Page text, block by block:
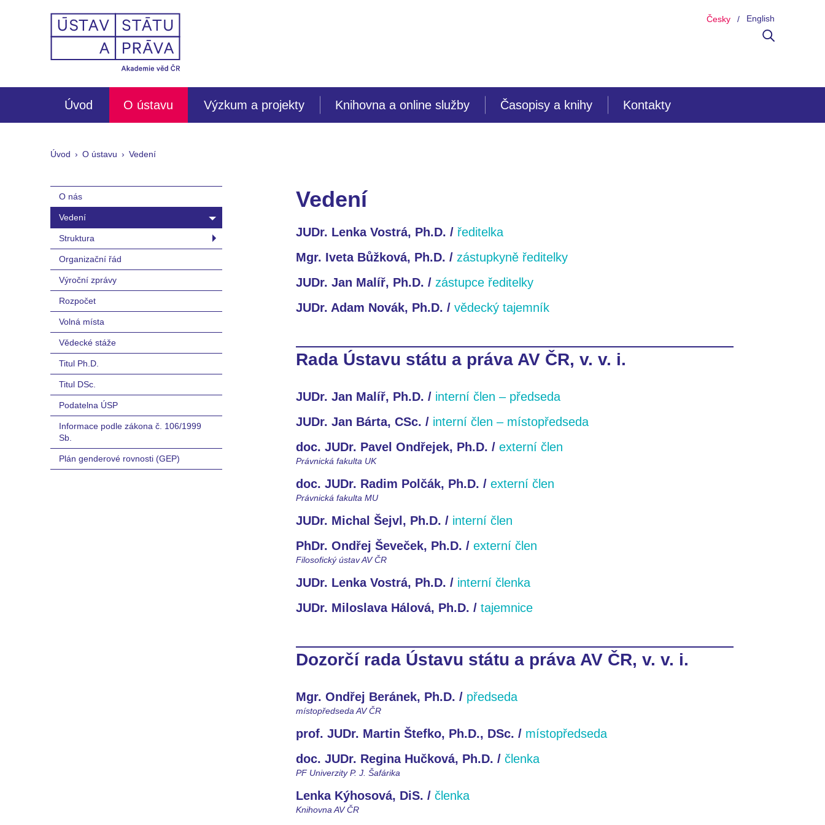
Česky English
Úvod O ústavu Výzkum a projekty Knihovna a online služby Časopisy a knihy Kontakty
Úvod O ústavu Vedení
O nás
Vedení
Struktura
Organizační řád
Výroční zprávy
Rozpočet
Volná místa
Vědecké stáže
Titul Ph.D.
Titul DSc.
Podatelna ÚSP
Informace podle zákona č. 106/1999
Sb.
Plán genderové rovnosti (GEP)
Vedení
JUDr. Lenka Vostrá, Ph.D. / ředitelka
Mgr. Iveta Bůžková, Ph.D. / zástupkyně ředitelky
JUDr. Jan Malíř, Ph.D. / zástupce ředitelky
JUDr. Adam Novák, Ph.D. / vědecký tajemník
Rada Ústavu státu a práva AV ČR, v. v. i.
JUDr. Jan Malíř, Ph.D. / interní člen – předseda
JUDr. Jan Bárta, CSc. / interní člen – místopředseda
doc. JUDr. Pavel Ondřejek, Ph.D. / externí člen
Právnická fakulta UK
doc. JUDr. Radim Polčák, Ph.D. / externí člen
Právnická fakulta MU
JUDr. Michal Šejvl, Ph.D. / interní člen
PhDr. Ondřej Ševeček, Ph.D. / externí člen
Filosofický ústav AV ČR
JUDr. Lenka Vostrá, Ph.D. / interní členka
JUDr. Miloslava Hálová, Ph.D. / tajemnice
Dozorčí rada Ústavu státu a práva AV ČR, v. v. i.
Mgr. Ondřej Beránek, Ph.D. / předseda
místopředseda AV ČR
prof. JUDr. Martin Štefko, Ph.D., DSc. / místopředseda
doc. JUDr. Regina Hučková, Ph.D. / členka
PF Univerzity P. J. Šafárika
Lenka Kýhosová, DiS. / členka
Knihovna AV ČR